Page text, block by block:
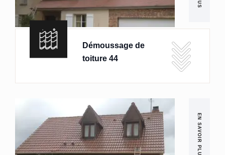
Démoussage de
toiture 44
EN SAVOIR PLUS